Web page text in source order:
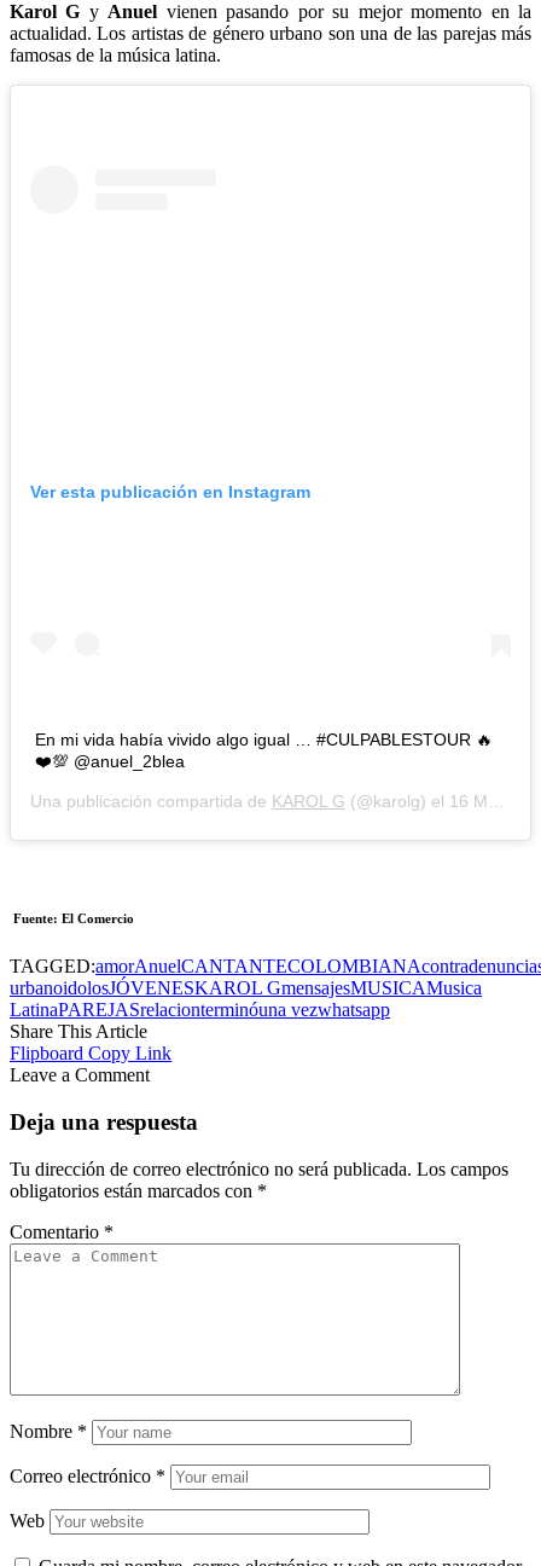
Karol G y Anuel vienen pasando por su mejor momento en la
actualidad. Los artistas de género urbano son una de las parejas más
famosas de la música latina.
Ver esta publicación en Instagram
En mi vida había vivido algo igual … #CULPABLESTOUR 🔥
❤️💯 @anuel_2blea
Una publicación compartida de KAROL G (@karolg) el 16 Mar, 2019 a las 8:24 PDT
Fuente: El Comercio
TAGGED:amorAnuelCANTANTECOLOMBIANAcontra
urbanoidolosJÓVENESKAROL GmensajesMUSICAMusica
LatinaPAREJASrelacionterminóuna vezwhatsapp
Share This Article
Flipboard Copy Link
Leave a Comment
Deja una respuesta
Tu dirección de correo electrónico no será publicada. Los campos
obligatorios están marcados con *
Comentario *
Nombre *
Correo electrónico *
Web